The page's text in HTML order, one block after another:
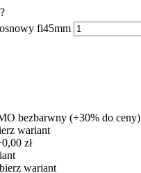
fi45mm
bezbarwny (+30% do ceny)
wariant
zł
wariant